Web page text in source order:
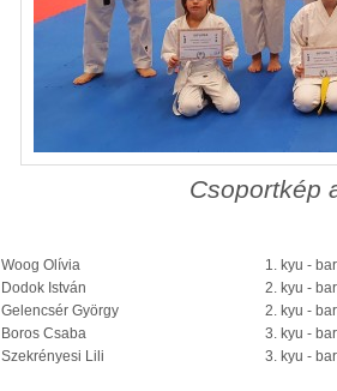
Csoportkép
Woog Olívia
1. kyu -
Dodok István
2. kyu -
Gelencsér György
2. kyu -
Boros Csaba
3. kyu -
Szekrényesi Lili
3. kyu -